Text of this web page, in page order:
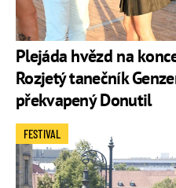
Plejáda hvězd na
Rozjetý tanečník
překvapený Donutil
FESTIVAL